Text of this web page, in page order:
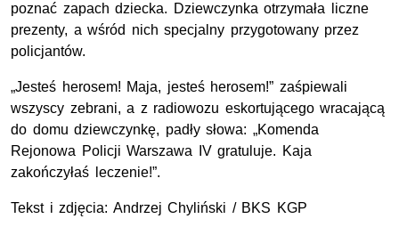
poznać zapach dziecka. Dziewczynka otrzymała liczne
prezenty, a wśród nich specjalny przygotowany przez
policjantów.
„Jesteś herosem! Maja, jesteś herosem!” zaśpiewali
wszyscy zebrani, a z radiowozu eskortującego wracającą
do domu dziewczynkę, padły słowa: „Komenda
Rejonowa Policji Warszawa IV gratuluje. Kaja
zakończyłaś leczenie!”.
Tekst i zdjęcia: Andrzej Chyliński /BKS KGP